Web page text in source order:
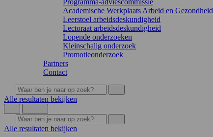
Programma-adviescommissie
Academische Werkplaats Arbeid en Gezondheid
Leerstoel arbeidsdeskundigheid
Lectoraat arbeidsdeskundigheid
Lopende onderzoeken
Kleinschalig onderzoek
Promotieonderzoek
Partners
Contact
Alle resultaten bekijken
Alle resultaten bekijken